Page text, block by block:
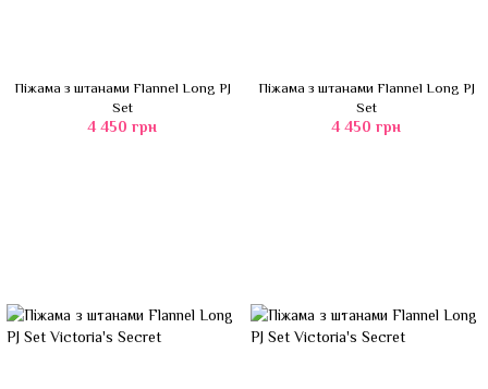
Піжама з штанами Flannel Long PJ
Set
4 450 грн
Піжама з штанами Flannel Long PJ
Set
4 450 грн